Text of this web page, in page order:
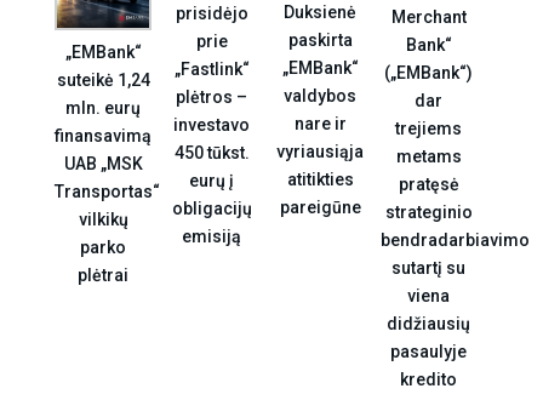
„EMBank“
suteikė 1,24
mln. eurų
finansavimą
UAB „MSK
Transportas“
vilkikų
parko
plėtrai
prisidėjo
prie
„Fastlink“
plėtros –
investavo
450 tūkst.
eurų į
obligacijų
emisiją
Duksienė
paskirta
„EMBank“
valdybos
nare ir
vyriausiąja
atitikties
pareigūne
Merchant
Bank“
(„EMBank“)
dar
trejiems
metams
pratęsė
strateginio
bendradarbiavimo
sutartį su
viena
didžiausių
pasaulyje
kredito